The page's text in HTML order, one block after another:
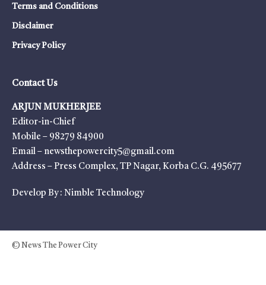
Terms and Conditions
Disclaimer
Privacy Policy
Contact Us
ARJUN MUKHERJEE
Editor-in-Chief
Mobile – 98279 84900
Email – newsthepowercity5@gmail.com
Address – Press Complex, TP Nagar, Korba C.G. 495677
Develop By : Nimble Technology
© News The Power City